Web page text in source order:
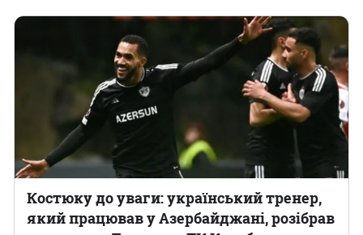
Костюку до уваги: український тренер,
який працював у Азербайджані, розібрав